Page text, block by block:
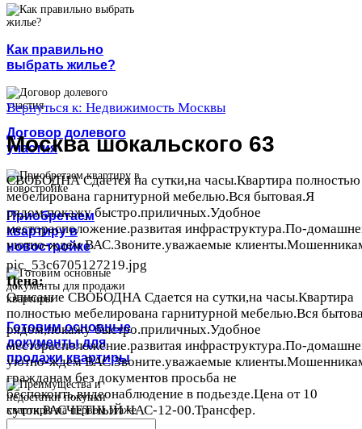
Как правильно
выбрать жилье?
Договор долевого
участия
Приобретаем
квартиру в
новостройке
Готовим основные
документы для
продажи квартиры
Вернуться к: Недвижимость Москвы
Москва шокальского 63
СВОБОДНА Сдается на сутки,на часы.Квартира полностью
мебелирована гарнитурной мебелью.Вся бытовая.Я
рядом,покажу быстро.приличных.Удобное
месторасположение.развитая инфраструктура.По-
уютно-ждем ВАС.Звоните.уважаемые
pic_53c6705127219.jpg
Цена:
Описание СВОБОДНА Сдается на сутки,на часы.Квартира
полностью мебелирована гарнитурной мебелью.Вся
рядом,покажу быстро.приличных.Удобное
месторасположение.развитая инфраструктура.По-
уютно-ждем ВАС.Звоните.уважаемые
гражданам без документов просьба не
беспокоить,видеонаблюдение в подьезде.Цена от 10
суток.РАСЧЕТНЫЙ ЧАС-12-00.Трансфер.